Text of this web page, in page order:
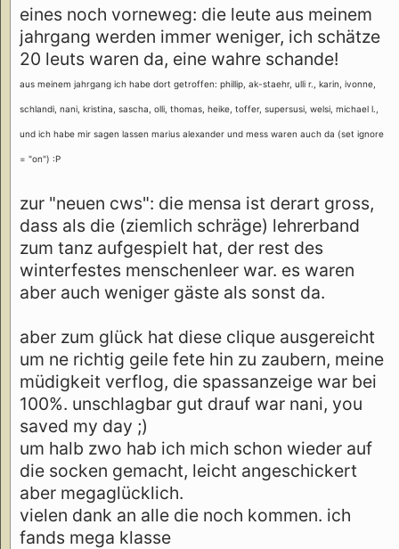
eines noch vorneweg: die leute aus meinem
jahrgang werden immer weniger, ich schätze
20 leuts waren da, eine wahre schande!
aus meinem jahrgang ich habe dort getroffen: phillip, ak-staehr, ulli r., karin, ivonne,
schlandi, nani, kristina, sascha, olli, thomas, heike, toffer, supersusi, welsi, michael l.,
und ich habe mir sagen lassen marius alexander und mess waren auch da (set ignore
= "on") :P
zur "neuen cws": die mensa ist derart gross,
dass als die (ziemlich schräge) lehrerband
zum tanz aufgespielt hat, der rest des
winterfestes menschenleer war. es waren
aber auch weniger gäste als sonst da.
aber zum glück hat diese clique ausgereicht
um ne richtig geile fete hin zu zaubern, meine
müdigkeit verflog, die spassanzeige war bei
100%. unschlagbar gut drauf war nani, you
saved my day ;)
um halb zwo hab ich mich schon wieder auf
die socken gemacht, leicht angeschickert
aber megaglücklich.
vielen dank an alle die noch kommen. ich
fands mega klasse